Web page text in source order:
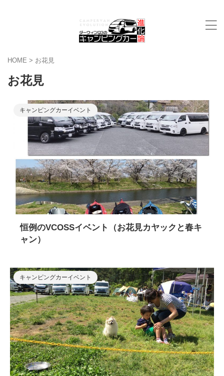
HOME > お花見
お花見
キャンピングカーイベント
恒例のVCOSSイベント（お花見カヤックと春キ
ャン）
キャンピングカーイベント